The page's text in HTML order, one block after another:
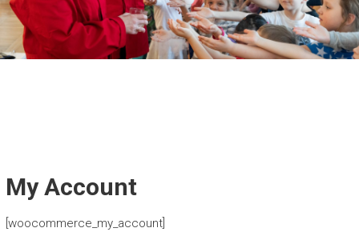
My Account
[woocommerce_my_account]